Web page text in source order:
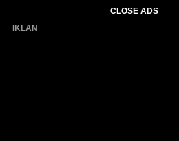
CLOSE ADS
IKLAN